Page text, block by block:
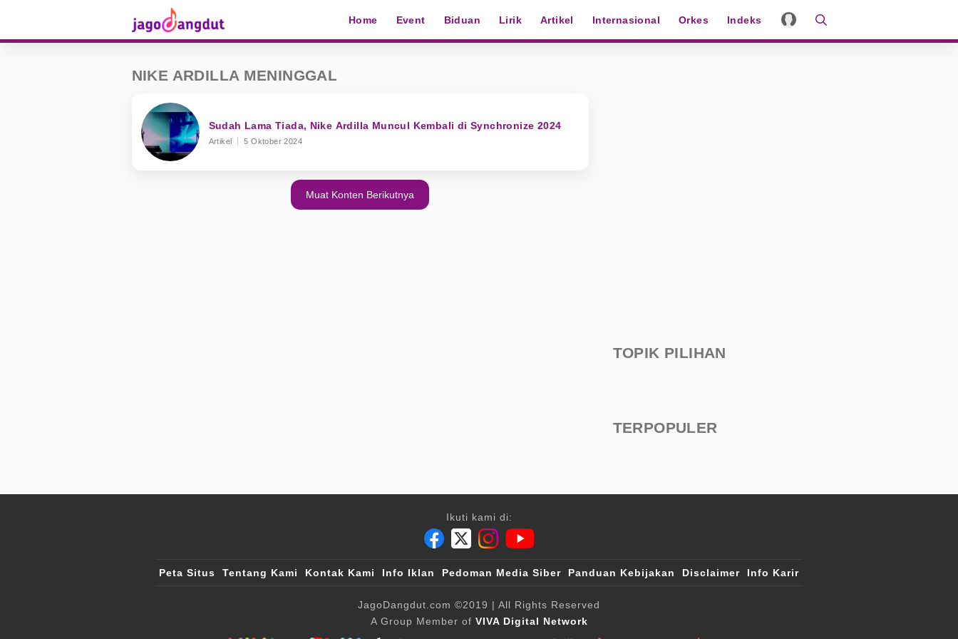
Home Event Biduan Lirik Artikel Internasional Orkes Indeks
NIKE ARDILLA MENINGGAL
Sudah Lama Tiada, Nike Ardilla Muncul Kembali di Synchronize 2024
Artikel 5 Oktober 2024
Muat Konten Berikutnya
TOPIK PILIHAN
TERPOPULER
Ikuti kami di:
Peta Situs Tentang Kami Kontak Kami Info Iklan Pedoman Media Siber Panduan Kebijakan Disclaimer Info Karir
JagoDangdut.com ©2019 | All Rights Reserved
A Group Member of VIVA Digital Network